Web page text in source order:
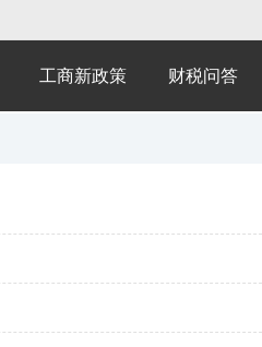
工商新政策 财税问答